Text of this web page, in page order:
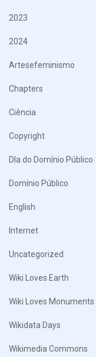
2023
2024
Artesefeminismo
Chapters
Ciência
Copyright
DIa do Domínio Público
Domínio Público
English
Internet
Uncategorized
Wiki Loves Earth
Wiki Loves Monuments
Wikidata Days
Wikimedia Commons